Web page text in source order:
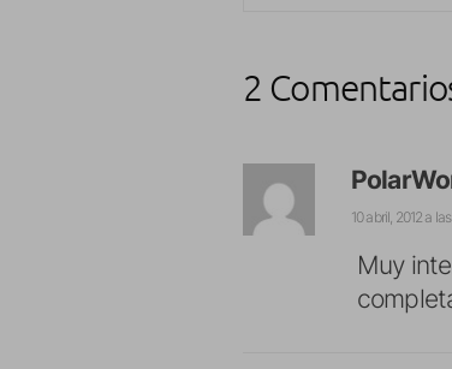
2
10 abril, 2012 a
Muy